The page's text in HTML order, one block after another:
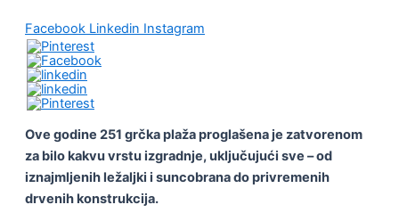
Facebook Linkedin Instagram
Ove godine 251 grčka plaža proglašena je zatvorenom
za bilo kakvu vrstu izgradnje, uključujući sve – od
iznajmljenih ležaljki i suncobrana do privremenih
drvenih konstrukcija.